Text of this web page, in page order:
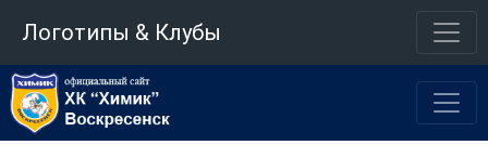
Логотипы & Клубы